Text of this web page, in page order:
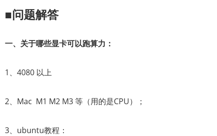
■问题解答
一、关于哪些显卡可以跑算力：
1、4080 以上
2、Mac M1 M2 M3 等（用的是CPU）；
3、ubuntu教程：